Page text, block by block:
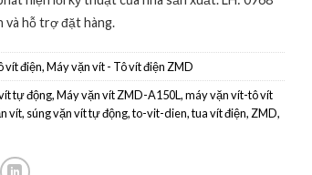
và hỗ trợ đặt hàng.
vít điện,Máy vặn vít - Tô vít điện ZMD
tự động,Máy vặn vít ZMD-A150L,máy vặn vít-tô vít
vít, súng vặn vít tự động,to-vit-dien,tua vít điện, ZMD,